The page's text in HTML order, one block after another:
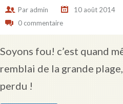
Par admin 10 août 2014
0 commentaire
Soyons fou! c’est quand
remblai de la grande
perdu !